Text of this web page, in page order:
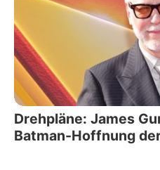
Drehpläne: James
Batman-Hoffnung